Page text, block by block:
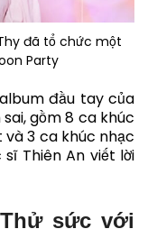
đã tổ chức một
Party
đầu tay của
gồm 8 ca khúc
3 ca khúc nhạc
Thiên An viết lời
Thử sức với